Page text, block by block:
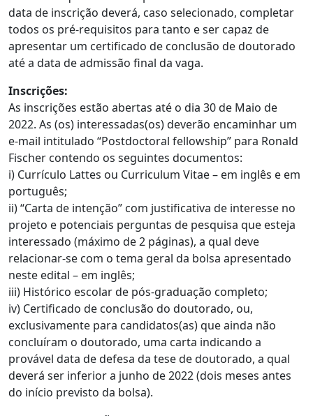
data de inscrição deverá, caso selecionado, completar
todos os pré-requisitos para tanto e ser capaz de
apresentar um certificado de conclusão de doutorado
até a data de admissão final da vaga.
Inscrições:
As inscrições estão abertas até o dia 30 de Maio de
2022. As (os) interessadas(os) deverão encaminhar um
e-mail intitulado “Postdoctoral fellowship” para Ronald
Fischer contendo os seguintes documentos:
i) Currículo Lattes ou Curriculum Vitae – em inglês e em
português;
ii) “Carta de intenção” com justificativa de interesse no
projeto e potenciais perguntas de pesquisa que esteja
interessado (máximo de 2 páginas), a qual deve
relacionar-se com o tema geral da bolsa apresentado
neste edital – em inglês;
iii) Histórico escolar de pós-graduação completo;
iv) Certificado de conclusão do doutorado, ou,
exclusivamente para candidatos(as) que ainda não
concluíram o doutorado, uma carta indicando a
provável data de defesa da tese de doutorado, a qual
deverá ser inferior a junho de 2022 (dois meses antes
do início previsto da bolsa).